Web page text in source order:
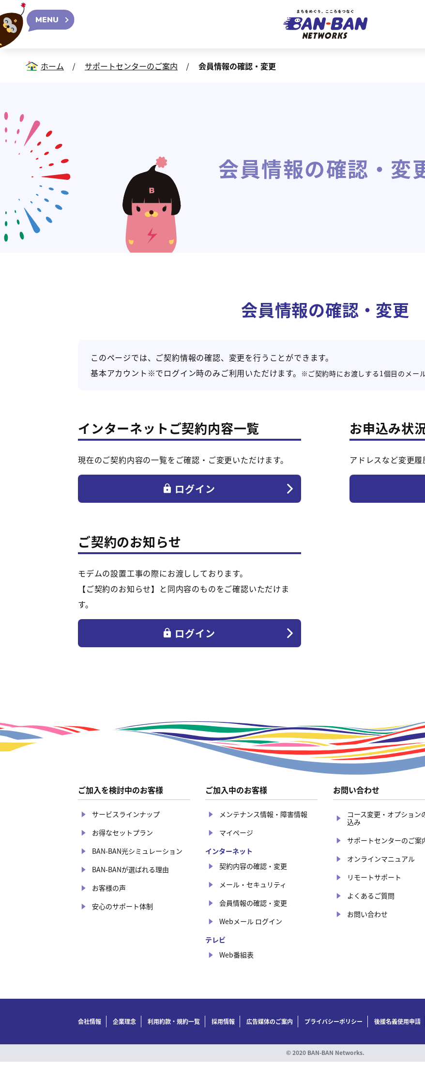
MENU
ホーム サポートセンターのご案内 会員情報の確認・変更
会員情報の確認・変
会員情報の確認・変更
このページでは、ご契約情報の確認、変更を行うことができます。
基本アカウント※でログイン時のみご利用いただけます。
ご契約時にお渡しする1個目のメー
インターネットご契約内容一覧
現在のご契約内容の一覧をご確認・ご変更いただけます。
ログイン
お申込み状
アドレスなど変更
ご契約のお知らせ
モデムの設置工事の際にお渡ししております。
【ご契約のお知らせ】と同内容のものをご確認いただけま
す。
ログイン
ご加入を検討中のお客様
サービスラインナップ
お得なセットプラン
BAN-BAN光シミュレーション
BAN-BANが選ばれる理由
お客様の声
安心のサポート体制
ご加入中のお客様
メンテナンス情報・障害情報
マイページ
インターネット
契約内容の確認・変更
メール・セキュリティ
会員情報の確認・変更
Webメール ログイン
テレビ
Web番組表
お問い合わせ
コース変更・オプション
込み
サポートセンターのご案
オンラインマニュアル
リモートサポート
よくあるご質問
お問い合わせ
会社情報 企業理念 利用約款・規約一覧 採用情報 広告媒体のご案内 プライバシーポリシー 後援名義使用申請
© 2020 BAN-BAN Networks.